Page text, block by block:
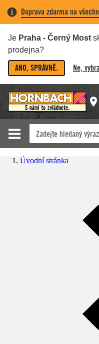
Doprava zdarma na
Je Praha - Černý Most
prodejna?
ANO, SPRÁVNĚ. Ne,
Úvodní stránka